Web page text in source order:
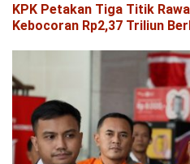
KPK Petakan Tiga Titik
Kebocoran Rp2,37 Triliun